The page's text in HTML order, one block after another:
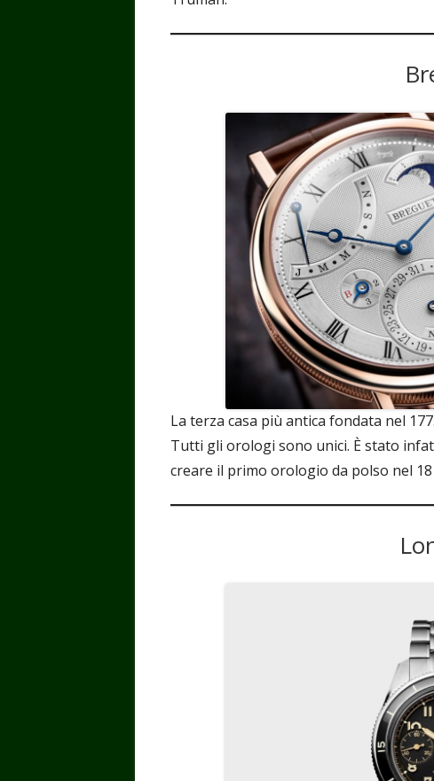
La terza casa più antica fondata nel
Tutti gli orologi sono unici. È stato
creare il primo orologio da polso nel